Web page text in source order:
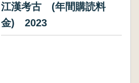
江漢考古 (年間購読料
金) 2023